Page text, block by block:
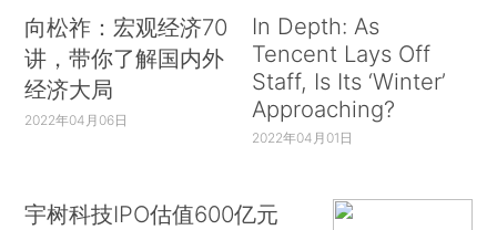
向松祚：宏观经济70
讲，带你了解国内外
经济大局
2022年04月06日
In Depth: As
Tencent Lays Off
Staff, Is Its ‘Winter’
Approaching?
2022年04月01日
宇树科技IPO估值600亿元